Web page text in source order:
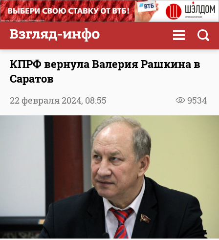
КПРФ вернула Валерия Рашкина в
Саратов
9534
22 февраля 2024, 08:55